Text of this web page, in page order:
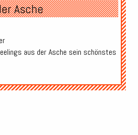
Asche
aus der Asche sein schönstes